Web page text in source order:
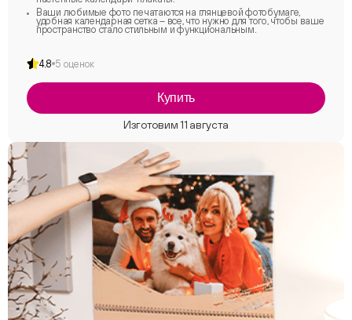
Ваши любимые фото печатаются на глянцевой фотобумаге,
удобная календарная сетка – все, что нужно для того, чтобы ваше
пространство стало стильным и функциональным.
4.8 5 оценок
Купить